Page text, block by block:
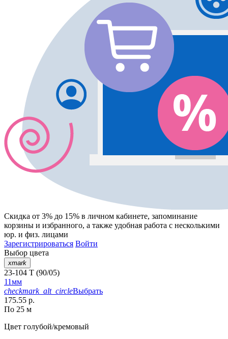
Скидка от 3% до 15% в личном кабинете, запоминание
корзины и избранного, а также удобная работа с несколькими
юр. и физ. лицами
Зарегистрироваться Войти
Выбор цвета
xmark
23-104 T (90/05)
11мм
checkmark_alt_circleВыбрать
175.55 р.
По 25 м
Цвет голубой/кремовый